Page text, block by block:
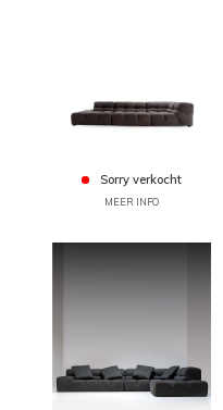
Sorry verkocht
MEER INFO